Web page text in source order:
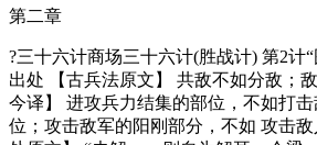
第二章
?三十六计商场三十六计(胜战计) 第2计
出处 【古兵法原文】 共敌不如分敌；
今译】 进攻兵力结集的部位，不如打
位；攻击敌军的阳刚部分，不如 攻击